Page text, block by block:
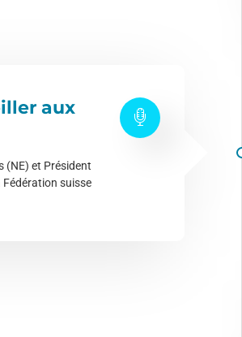
aux
(NE) et Président
suisse